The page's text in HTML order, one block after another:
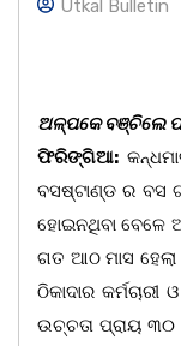
Utkal Bulletin
ଅଳ୍ପକେ ବଞ୍ଚିଲେ
ଫିରିଙ୍ଗିଆ:
ବସଷ୍ଟାଣ୍ଡ ର ବସ
ହୋଇନଥିବା ବେଳେ
ଗତ ଆଠ ମାସ ହେଲା
ଠିକାଦାର
ଉଚ୍ଚତା ପ୍ରାୟ